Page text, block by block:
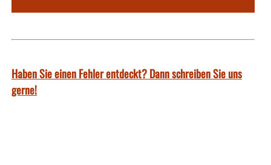
Haben Sie einen Fehler entdeckt? Dann schreiben Sie uns
gerne!